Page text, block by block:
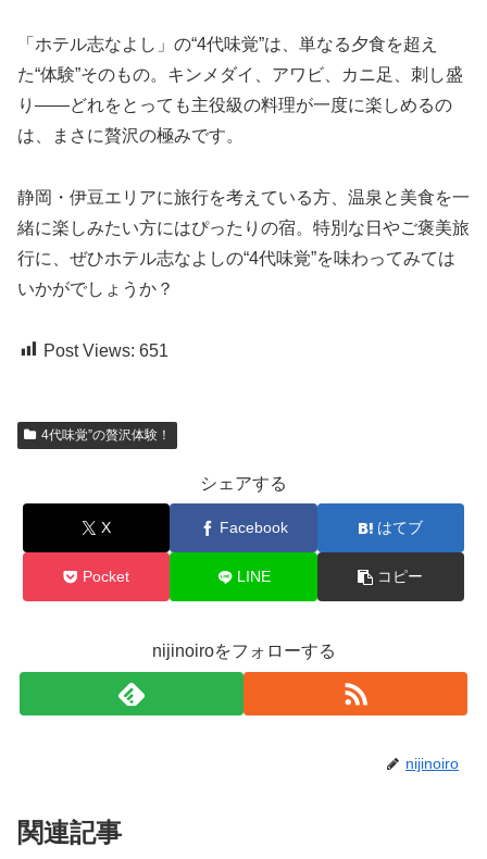
「ホテル志なよし」の“4代味覚”は、単なる夕食を超え
た“体験”そのもの。キンメダイ、アワビ、カニ足、刺し盛
り――どれをとっても主役級の料理が一度に楽しめるの
は、まさに贅沢の極みです。
静岡・伊豆エリアに旅行を考えている方、温泉と美食を一
緒に楽しみたい方にはぴったりの宿。特別な日やご褒美旅
行に、ぜひホテル志なよしの“4代味覚”を味わってみては
いかがでしょうか？
Post Views: 651
4代味覚”の贅沢体験！
シェアする
X Facebook はてブ
Pocket LINE コピー
nijinoiroをフォローする
nijinoiro
関連記事